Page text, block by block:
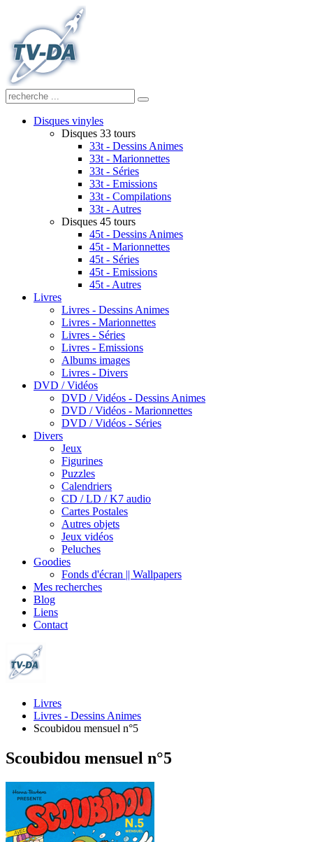
Disques vinyles
Disques 33 tours
33t - Dessins Animes
33t - Marionnettes
33t - Séries
33t - Emissions
33t - Compilations
33t - Autres
Disques 45 tours
45t - Dessins Animes
45t - Marionnettes
45t - Séries
45t - Emissions
45t - Autres
Livres
Livres - Dessins Animes
Livres - Marionnettes
Livres - Séries
Livres - Emissions
Albums images
Livres - Divers
DVD / Vidéos
DVD / Vidéos - Dessins Animes
DVD / Vidéos - Marionnettes
DVD / Vidéos - Séries
Divers
Jeux
Figurines
Puzzles
Calendriers
CD / LD / K7 audio
Cartes Postales
Autres objets
Jeux vidéos
Peluches
Goodies
Fonds d'écran || Wallpapers
Mes recherches
Blog
Liens
Contact
Livres
Livres - Dessins Animes
Scoubidou mensuel n°5
Scoubidou mensuel n°5